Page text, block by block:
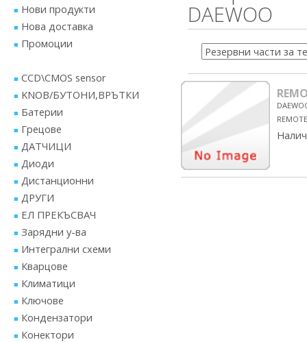
Нови продукти
Нова доставка
Промоции
CCD\CMOS sensor
KNOB/БУТОНИ,ВРЪТКИ
Батерии
Грецове
ДАТЧИЦИ
Диоди
Дистанционни
ДРУГИ
ЕЛ ПРЕКЪСВАЧ
Зарядни у-ва
Интегрални схеми
Кварцове
Климатици
Ключове
Кондензатори
Конектори
DAEWOO